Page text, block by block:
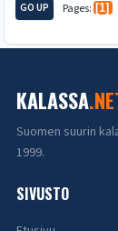
GO UP Pages 1
KALASSA
Suomen suurin
1999.
SIVUSTO